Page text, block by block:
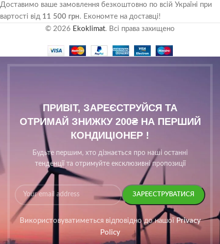
Доставимо ваше замовлення безкоштовно по всій Україні при
вартості від 11 500 грн. Економте на доставці!
© 2026 Ekoklimat. Всі права захищено
ПРИВІТ, ЗАРЕЄСТРУЙСЯ ТА
ОТРИМАЙ ЗНИЖКУ 200₴ НА ПЕРШИЙ
КОНДИЦІОНЕР !
Будьте першим, хто дізнається про наші останні
тенденції та отримуйте ексклюзивні пропозиції
Використовуватиметься відповідно до нашої Privacy
Policy